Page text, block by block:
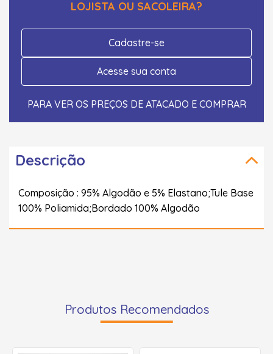
LOJISTA OU SACOLEIRA?
Cadastre-se
Acesse sua conta
PARA VER OS PREÇOS DE ATACADO E COMPRAR
Descrição
Composição : 95% Algodão e 5% Elastano;Tule Base
100% Poliamida;Bordado 100% Algodão
Produtos Recomendados